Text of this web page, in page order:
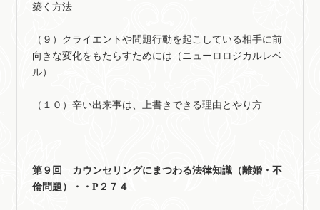
築く方法
（９）クライエントや問題行動を起こしている相手に前
向きな変化をもたらすためには（ニューロロジカルレベ
ル）
（１０）辛い出来事は、上書きできる理由とやり方
第９回 カウンセリングにまつわる法律知識（離婚・不
倫問題）・・P２７４